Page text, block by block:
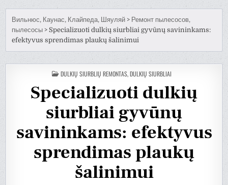
Вильнюс, Каунас, Клайпеда, Шяуляй > Ремонт пылесосов,
пылесосы >Specializuoti dulkių siurbliai gyvūnų savininkams:
efektyvus sprendimas plaukų šalinimui
ПОМЕЩЕНО
DULKIŲ SIURBLIŲ REMONTAS, DULKIŲ SIURBLIAI
Specializuoti dulkių
siurbliai gyvūnų
savininkams: efektyvus
sprendimas plaukų
šalinimui